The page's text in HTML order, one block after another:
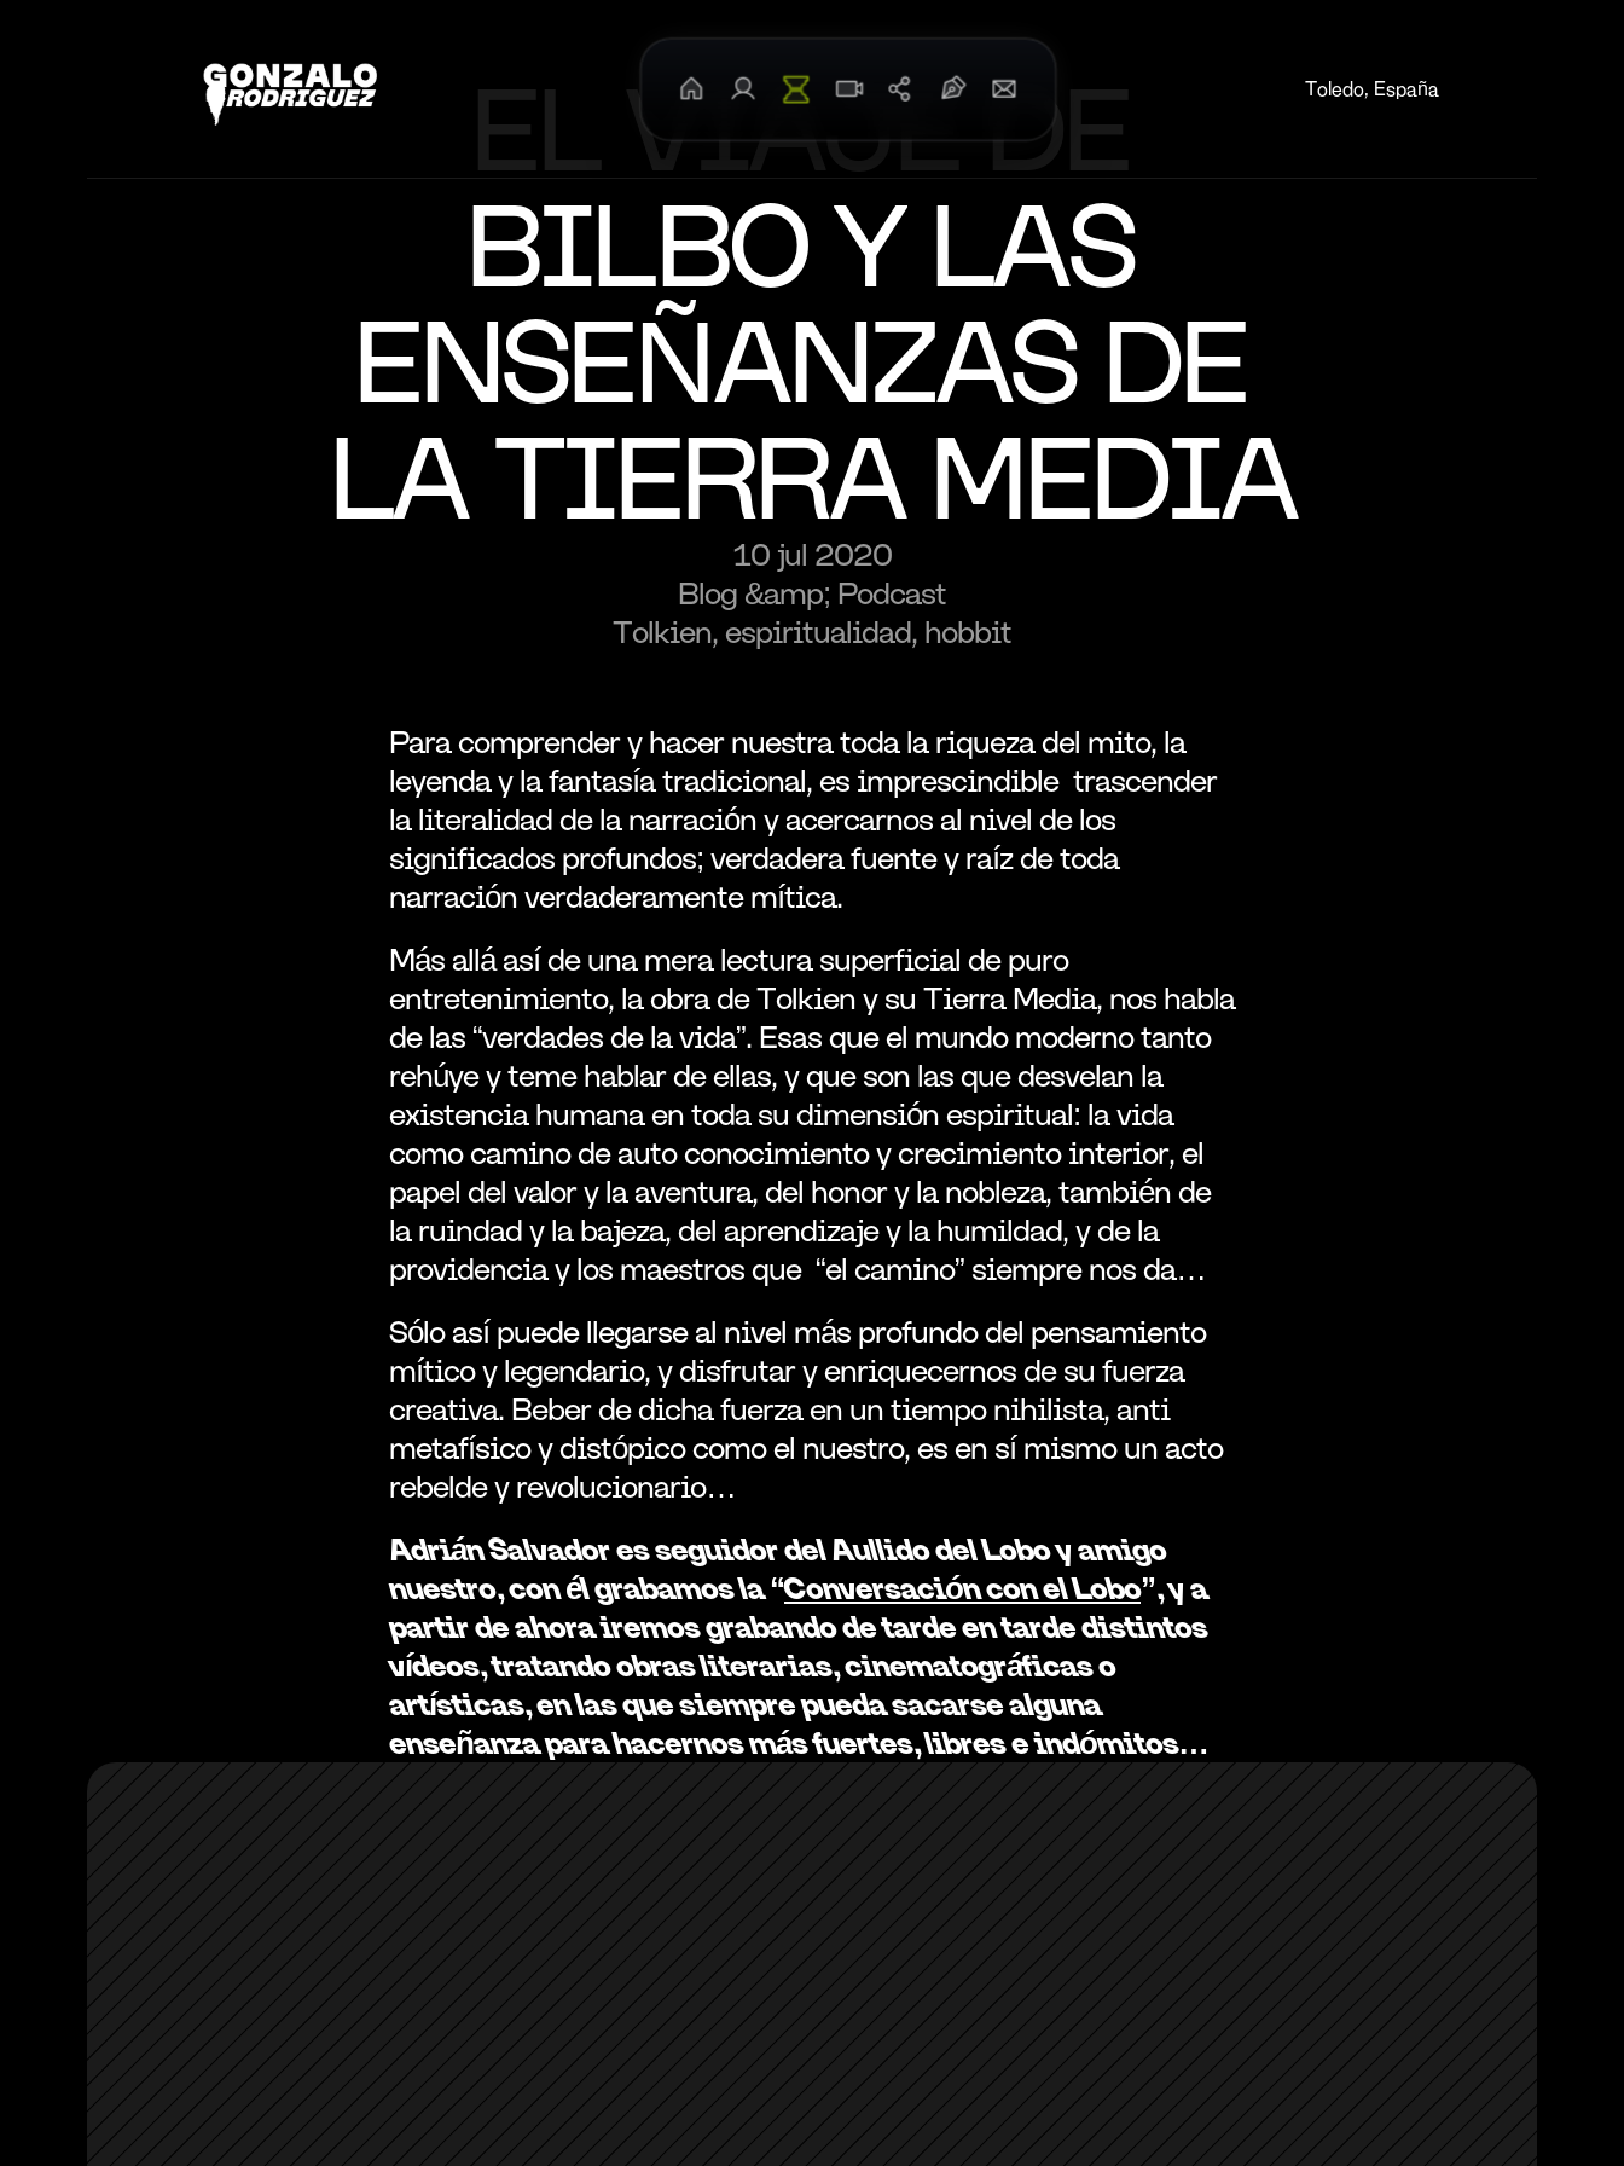
InicioSobre MíTheNombaEntrevistas
Redes Sociales
Blog: Forja y Espada
Contact
Toledo, España
EL VIAJE DE
BILBO Y LAS
ENSEÑANZAS DE
LA TIERRA MEDIA
10 jul 2020
Blog &amp; Podcast
Tolkien, espiritualidad, hobbit
Para comprender y hacer nuestra toda la riqueza del mito, la
leyenda y la fantasía tradicional, es imprescindible  trascender
la literalidad de la narración y acercarnos al nivel de los
significados profundos; verdadera fuente y raíz de toda
narración verdaderamente mítica.
Más allá así de una mera lectura superficial de puro
entretenimiento, la obra de Tolkien y su Tierra Media, nos habla
de las “verdades de la vida”. Esas que el mundo moderno tanto
rehúye y teme hablar de ellas, y que son las que desvelan la
existencia humana en toda su dimensión espiritual: la vida
como camino de auto conocimiento y crecimiento interior, el
papel del valor y la aventura, del honor y la nobleza, también de
la ruindad y la bajeza, del aprendizaje y la humildad, y de la
providencia y los maestros que  “el camino” siempre nos da…
Sólo así puede llegarse al nivel más profundo del pensamiento
mítico y legendario, y disfrutar y enriquecernos de su fuerza
creativa. Beber de dicha fuerza en un tiempo nihilista, anti
metafísico y distópico como el nuestro, es en sí mismo un acto
rebelde y revolucionario…
Adrián Salvador es seguidor del Aullido del Lobo y amigo
nuestro, con él grabamos la “Conversación con el Lobo”, y a
partir de ahora iremos grabando de tarde en tarde distintos
vídeos, tratando obras literarias, cinematográficas o
artísticas, en las que siempre pueda sacarse alguna
enseñanza para hacernos más fuertes, libres e indómitos…